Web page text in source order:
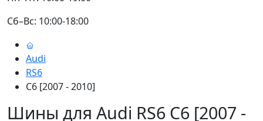
Сб–Вс: 10:00-18:00
Audi
RS6
C6 [2007 - 2010]
Шины для Audi RS6 C6 [2007 -